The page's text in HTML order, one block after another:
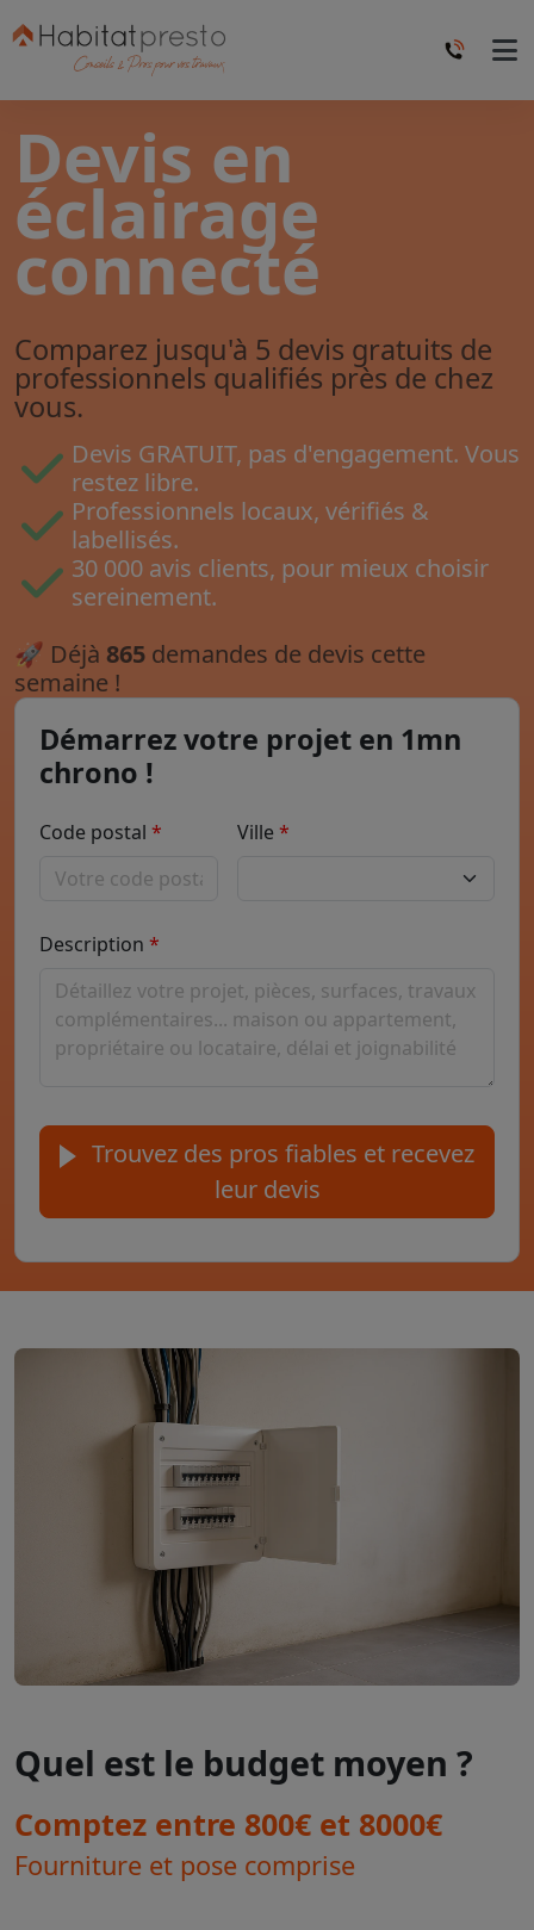
Devis en
éclairage
connecté
Comparez jusqu'à 5 devis gratuits de
professionnels qualifiés près de chez
vous.
Devis GRATUIT, pas d'engagement. Vous
restez libre.
Professionnels locaux, vérifiés &
labellisés.
30 000 avis clients, pour mieux choisir
sereinement.
🚀 Déjà 865 demandes de devis cette
semaine !
Démarrez votre projet en 1mn
chrono !
Code postal Ville
Description
Trouvez des pros fiables et recevez
leur devis
Quel est le budget moyen ?
Comptez entre 800€ et 8000€
Fourniture et pose comprise